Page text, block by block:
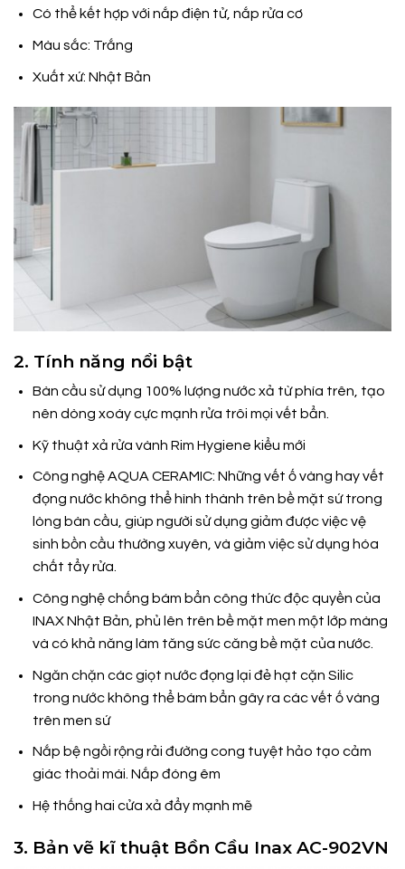
Có thể kết hợp với nắp điện tử, nắp rửa cơ
Màu sắc: Trắng
Xuất xứ: Nhật Bản
2. Tính năng nổi bật
Bàn cầu sử dụng 100% lượng nước xả từ phía trên, tạo
nên dòng xoáy cực mạnh rửa trôi mọi vết bẩn.
Kỹ thuật xả rửa vành Rim Hygiene kiểu mới
Công nghệ AQUA CERAMIC: Những vết ố vàng hay vết
đọng nước không thể hình thành trên bề mặt sứ trong
lòng bàn cầu, giúp người sử dụng giảm được việc vệ
sinh bồn cầu thường xuyên, và giảm việc sử dụng hóa
chất tẩy rửa.
Công nghệ chống bám bẩn công thức độc quyền của
INAX Nhật Bản, phủ lên trên bề mặt men một lớp màng
và có khả năng làm tăng sức căng bề mặt của nước.
Ngăn chặn các giọt nước đọng lại đẻ hạt cặn Silic
trong nước không thể bám bẩn gây ra các vết ố vàng
trên men sứ
Nắp bệ ngồi rộng rải đường cong tuyệt hảo tạo cảm
giác thoải mái. Nắp đóng êm
Hệ thống hai cửa xả đẩy mạnh mẽ
3. Bản vẽ kĩ thuật Bồn Cầu Inax AC-902VN